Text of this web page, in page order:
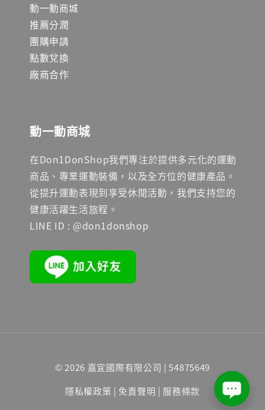
動一動商城
推薦分潤
團購申請
點數兌換
廠商合作
動一動商城
在Don1DonShop我們專注於提供多元化的運動
商品、專業運動裝備，以及全方位的健康產品。
從提升運動表現到享受休閒活動，我們支持您的
健康活躍生活旅程。
LINE ID : @don1donshop
© 2026 嘉宜國際有限公司 | 54875649
隱私權政策 | 免責聲明 | 服務條款